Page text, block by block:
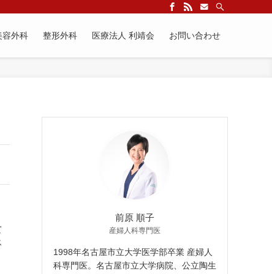
容外科 整形外科 医療法人 利靖会 お問い合わせ
前原 順子
産婦人科専門医
1998年名古屋市立大学医学部卒業 産婦人
科専門医。名古屋市立大学病院、公立陶生